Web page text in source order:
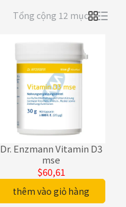
Tổng cộng 12 mục
Dr. Enzmann Vitamin D3
mse
$60,61
thêm vào giỏ hàng